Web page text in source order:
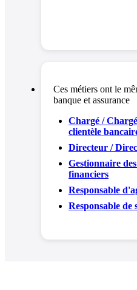
Ces métiers ont le
banque et assurance
Chargé /
clientèle
Directeur /
Gestionnaire
financiers
Responsable
Responsable de